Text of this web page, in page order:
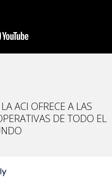
ACI OFRECE A LAS
DE TODO EL